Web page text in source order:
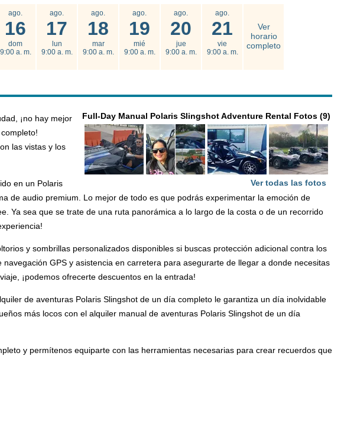
ago.
16
dom
9:00 a. m.
ago.
17
lun
9:00 a. m.
ago.
18
mar
9:00 a. m.
ago.
19
mié
9:00 a. m.
ago.
20
jue
9:00 a. m.
ago.
21
vie
9:00 a. m.
Ver
horario
completo
Full-Day Manual Polaris Slingshot Adventure Rental Fotos (9)
Ver todas las fotos
¡no hay mejor
las vistas y los
en un Polaris
de audio premium. Lo mejor de todo es que podrás experimentar la emoción de
Ya sea que se trate de una ruta panorámica a lo largo de la costa o de un recorrido
y sombrillas personalizados disponibles si buscas protección adicional contra los
GPS y asistencia en carretera para asegurarte de llegar a donde necesitas
¡podemos ofrecerte descuentos en la entrada!
de aventuras Polaris Slingshot de un día completo le garantiza un día inolvidable
más locos con el alquiler manual de aventuras Polaris Slingshot de un día
y permítenos equiparte con las herramientas necesarias para crear recuerdos que